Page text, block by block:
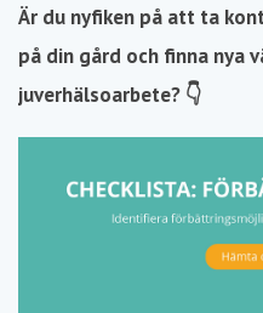
Är du nyfiken på att ta
på din gård och finna
juverhälsoarbete? 👇